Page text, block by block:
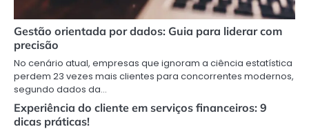
Gestão orientada por dados: Guia para liderar com
precisão
No cenário atual, empresas que ignoram a ciência estatística
perdem 23 vezes mais clientes para concorrentes modernos,
segundo dados da…
Experiência do cliente em serviços financeiros: 9
dicas práticas!